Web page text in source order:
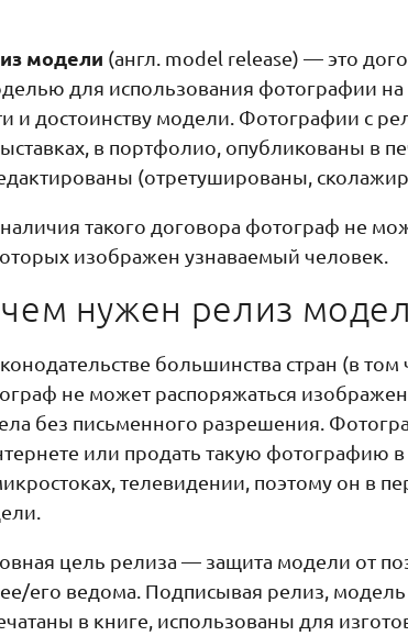
модели (англ. model release) — это
для использования фотографии на
и достоинству модели. Фотографии с
в портфолио, опубликованы в
(отретушированы,
такого договора фотограф не
изображен узнаваемый человек.
нужен релиз
большинства стран (в
не может распоряжаться
без письменного разрешения.
или продать такую фотографию в
телевидении, поэтому он в
цель релиза — защита модели от
его ведома. Подписывая релиз,
в книге, использованы для